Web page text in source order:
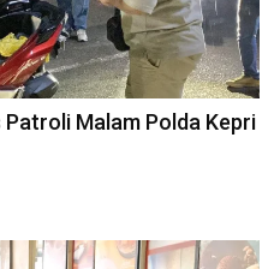
Malam Polda Kepri